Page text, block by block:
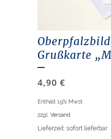
Grußkarte
4,90 €
Enthält 19% Mwst
zzgl. Versand
Lieferzeit: sofort lieferbar